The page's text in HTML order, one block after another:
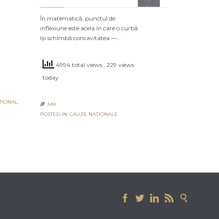
,
În matematică, punctul de
inflexiune este acela în care o curbă
își schimbă concavitatea —…
4994 total views , 229 views
today
 MR
POSTED IN: CAUZE NAŢIONALE
    